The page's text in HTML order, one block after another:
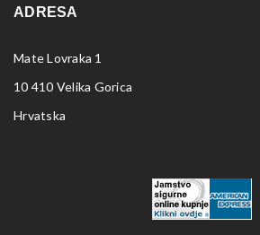
ADRESA
Mate Lovraka 1
10 410 Velika Gorica
Hrvatska